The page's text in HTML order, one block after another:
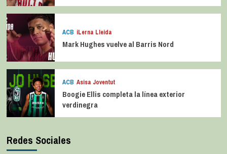
ACB iLerna Lleida
Mark Hughes vuelve al Barris Nord
ACB Asisa Joventut
Boogie Ellis completa la línea exterior
verdinegra
Redes Sociales